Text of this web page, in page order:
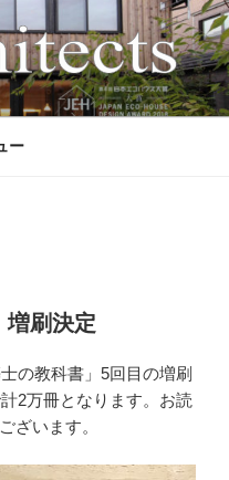
条件下でも「高性能」と「魅力的
のではなく、屋根や中間領域か
良住宅を標準とし、GX、ZEH、
も柔軟に対応しています。施工
ー
増刷決定
の教科書」5回目の増刷
2万冊となります。お読
ざいます。